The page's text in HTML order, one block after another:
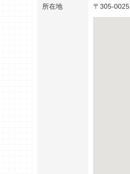
所在地 〒 305-0025